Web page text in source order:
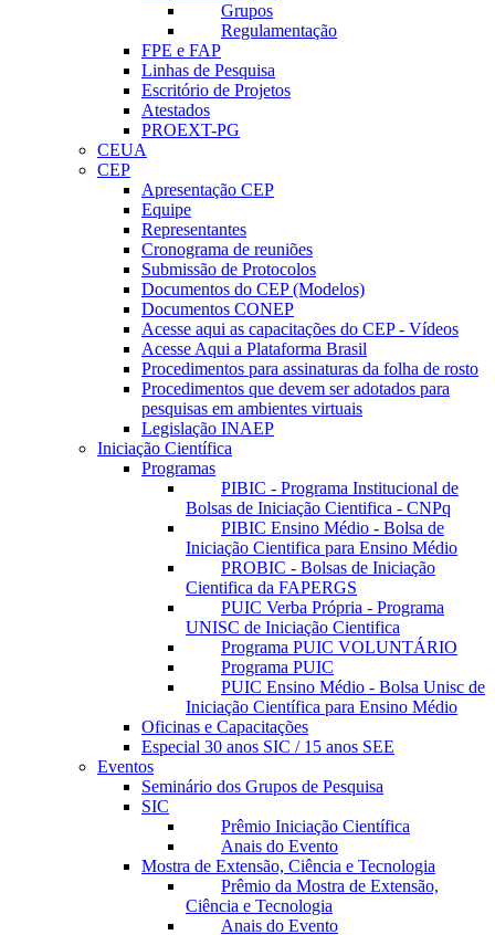
Grupos
Regulamentação
FPE e FAP
Linhas de Pesquisa
Escritório de Projetos
Atestados
PROEXT-PG
CEUA
CEP
Apresentação CEP
Equipe
Representantes
Cronograma de reuniões
Submissão de Protocolos
Documentos do CEP (Modelos)
Documentos CONEP
Acesse aqui as capacitações do CEP - Vídeos
Acesse Aqui a Plataforma Brasil
Procedimentos para assinaturas da folha de rosto
Procedimentos que devem ser adotados para
pesquisas em ambientes virtuais
Legislação INAEP
Iniciação Científica
Programas
PIBIC - Programa Institucional de
Bolsas de Iniciação Cientifica - CNPq
PIBIC Ensino Médio - Bolsa de
Iniciação Cientifica para Ensino Médio
PROBIC - Bolsas de Iniciação
Cientifica da FAPERGS
PUIC Verba Própria - Programa
UNISC de Iniciação Cientifica
Programa PUIC VOLUNTÁRIO
Programa PUIC
PUIC Ensino Médio - Bolsa Unisc de
Iniciação Científica para Ensino Médio
Oficinas e Capacitações
Especial 30 anos SIC / 15 anos SEE
Eventos
Seminário dos Grupos de Pesquisa
SIC
Prêmio Iniciação Científica
Anais do Evento
Mostra de Extensão, Ciência e Tecnologia
Prêmio da Mostra de Extensão,
Ciência e Tecnologia
Anais do Evento